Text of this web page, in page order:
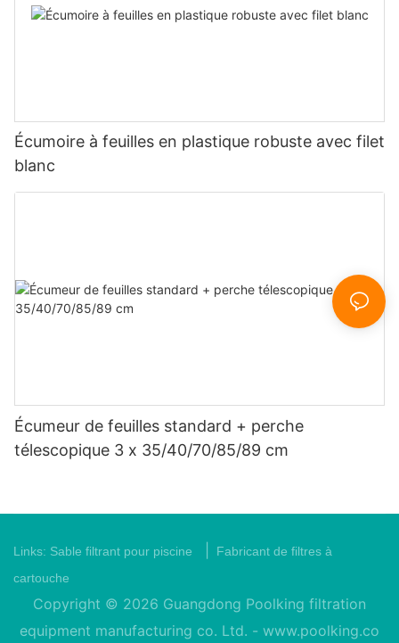
Écumoire à feuilles en plastique robuste avec filet
blanc
Écumeur de feuilles standard + perche
télescopique 3 x 35/40/70/85/89 cm
Links: Sable filtrant pour piscine
Fabricant de filtres à
cartouche
Copyright © 2026 Guangdong Poolking filtration
equipment manufacturing co. Ltd. - www.poolking.co